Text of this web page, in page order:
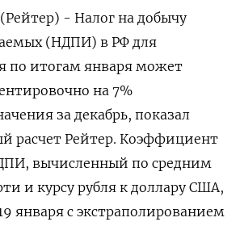
- Налог на добычу
(НДПИ) в РФ для
по итогам января может
на 7%
за декабрь, показал
расчет Рейтер. Коэффициент
вычисленный по средним
и курсу рубля к доллару США,
января с экстраполированием